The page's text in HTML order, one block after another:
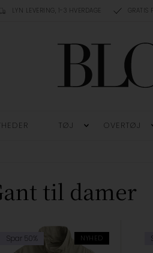
LYN LEVERING, 1-3 HVERDAGE GRATIS
TØJ OVERTØJ
til damer
NYHED
Spar 50%